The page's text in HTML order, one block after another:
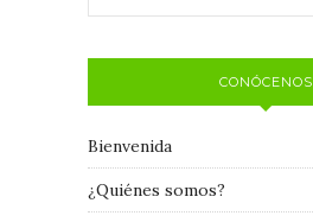
CONÓCENOS
Bienvenida
¿Quiénes somos?